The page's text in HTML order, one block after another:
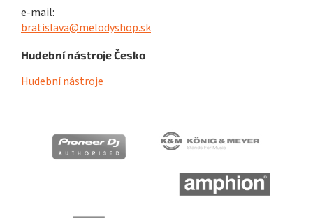
e-mail:
bratislava@melodyshop.sk
Hudební nástroje Česko
Hudební nástroje